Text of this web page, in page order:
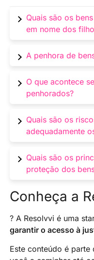
Quais são os
em nome dos
Os bens incluem
bancárias,
ordem judicial.
A penhora de
Sim, em certas
bens que estão
No entanto, isso
execução.
O que acontece
penhorados?
Se isso ocorrer,
para quitar
dos pais. Isso
Quais são os
adequadamente
Não proteger
nome dos filhos
ativos em caso
garantia de um
Quais são os
proteção dos
Alguns cuidados
uma análise
família, conhecer
estratégias
e revisar
garantir sua
Conheça a
? A Resolvvi é uma
garantir o acesso à
Este conteúdo é